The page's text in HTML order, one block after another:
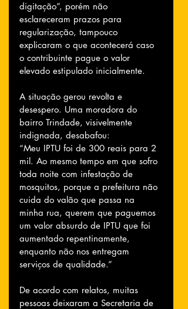
digitação”, porém não
esclareceram prazos para
regularização, tampouco
explicaram o que acontecerá caso
o contribuinte pague o valor
elevado estipulado inicialmente.
A situação gerou revolta e
desespero. Uma moradora do
bairro Trindade, visivelmente
indignada, desabafou:
“Meu IPTU foi de 300 reais para 2
mil. Ao mesmo tempo em que sofro
toda noite com infestação de
mosquitos, porque a prefeitura não
cuida do valão que passa na
minha rua, querem que paguemos
um valor absurdo de IPTU que foi
aumentado repentinamente,
enquanto não nos entregam
serviços de qualidade.”
De acordo com relatos, muitas
pessoas deixaram a Secretaria de